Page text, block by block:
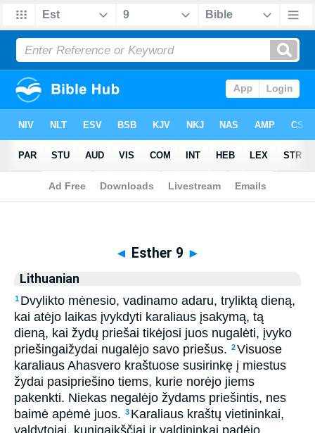
Biblia >Lithuanian > Esther 9
◄ Esther 9 ►
Lithuanian
1 Dvylikto mėnesio, vadinamo adaru, tryliktą dieną,
kai atėjo laikas įvykdyti karaliaus įsakymą, tą
dieną, kai žydų priešai tikėjosi juos nugalėti, įvyko
priešingai­žydai nugalėjo savo priešus. 2Visuose
karaliaus Ahasvero kraštuose susirinkę į miestus
žydai pasipriešino tiems, kurie norėjo jiems
pakenkti. Niekas negalėjo žydams priešintis, nes
baimė apėmė juos. 3 Karaliaus kraštų vietininkai,
valdytojai, kunigaikščiai ir valdininkai padėjo